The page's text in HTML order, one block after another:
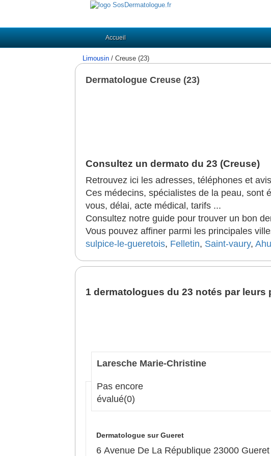
Accueil
Limousin / Creuse (23)
Dermatologue Creuse (23)
Consultez un dermato du 23 (Creuse)
Retrouvez ici les adresses, téléphones et
Ces médecins, spécialistes de la peau, sont
vous, délai, acte médical, tarifs ...
Consultez notre guide pour trouver un bon
Vous pouvez affiner parmi les principales
sulpice-le-gueretois, Felletin, Saint-vaury,
1 dermatologues du 23 notés par leurs
Laresche Marie-Christine
Pas encore
évalué(0)
Dermatologue sur Gueret
6 Avenue De La République 23000 Gueret